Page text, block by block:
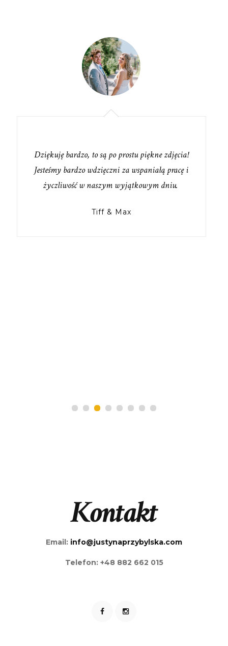
Dziękuję bardzo, to są po prostu piękne zdjęcia!
Jesteśmy bardzo wdzięczni za wspaniałą pracę i
życzliwość w naszym wyjątkowym dniu.
Tiff & Max
Kontakt
Email: info@justynaprzybylska.com
Telefon: +48 882 662 015